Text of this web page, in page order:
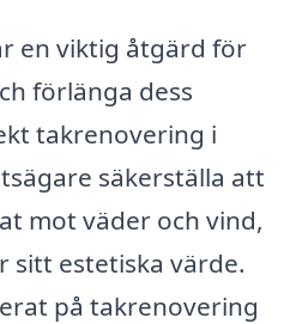
en viktig åtgärd för
förlänga dess
takrenovering i
säkerställa att
mot väder och vind,
sitt estetiska värde.
på takrenovering